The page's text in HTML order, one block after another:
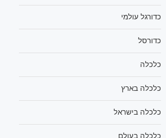
כדורגל עולמי
כדורסל
כלכלה
כלכלה בארץ
כלכלה בישראל
כלכלה בעולם